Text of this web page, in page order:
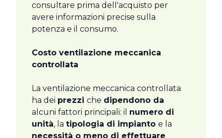
consultare prima dell'acquisto per
avere informazioni precise sulla
potenza e il consumo.
Costo ventilazione meccanica
controllata
La ventilazione meccanica controllata
ha dei prezzi che dipendono da
alcuni fattori principali: il numero di
unità, la tipologia di impianto e la
necessità o meno di effettuare